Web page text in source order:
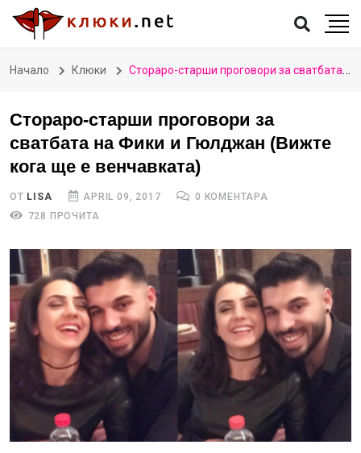
Начало Клюки Стораро-старши проговори за сватбата на Фики и Гюлджан (Вижте кога ще е венчавката)
Стораро-старши проговори за
сватбата на Фики и Гюлджан (Вижте
кога ще е венчавката)
ОТ LISA APRIL 09, 2017
0 КОМЕНТАРА
728 ПРОЧИТА